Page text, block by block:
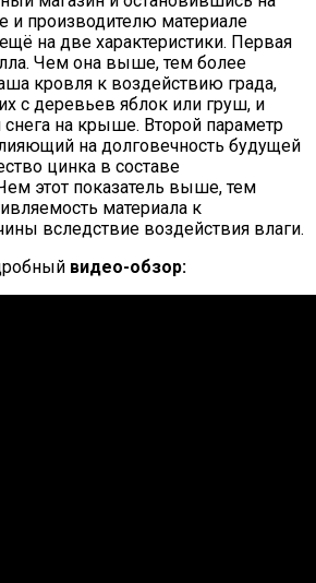
и производителю материале
на две характеристики. Первая
Чем она выше, тем более
кровля к воздействию града,
с деревьев яблок или груш, и
на крыше. Второй параметр
на долговечность будущей
цинка в составе
этот показатель выше, тем
материала к
вследствие воздействия влаги.
видео-обзор: